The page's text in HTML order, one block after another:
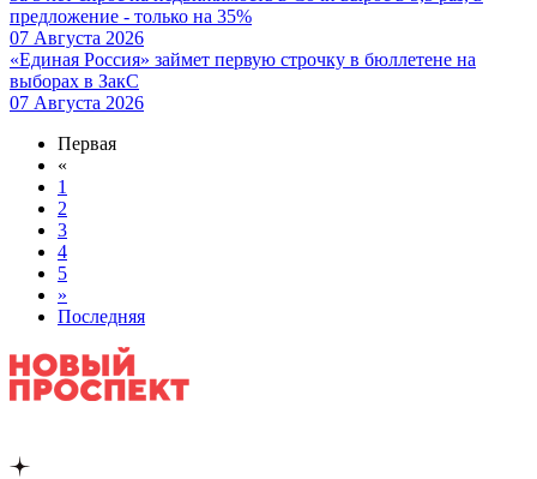
предложение - только на 35%
07 Августа 2026
«Единая Россия» займет первую строчку в бюллетене на
выборах в ЗакС
07 Августа 2026
Первая
«
1
2
3
4
5
»
Последняя